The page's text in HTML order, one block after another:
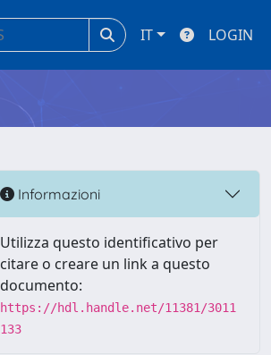
IT LOGIN
Informazioni
Utilizza questo identificativo per
citare o creare un link a questo
documento:
https://hdl.handle.net/11381/3011
133